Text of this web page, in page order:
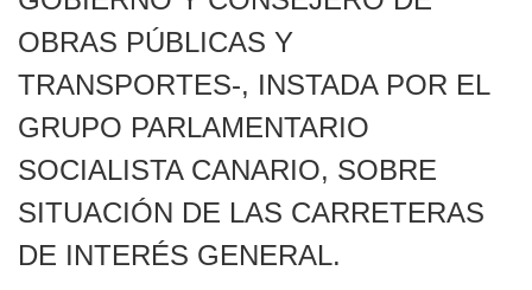
OBRAS PÚBLICAS Y
TRANSPORTES-, INSTADA POR EL
GRUPO PARLAMENTARIO
SOCIALISTA CANARIO, SOBRE
SITUACIÓN DE LAS CARRETERAS
DE INTERÉS GENERAL.